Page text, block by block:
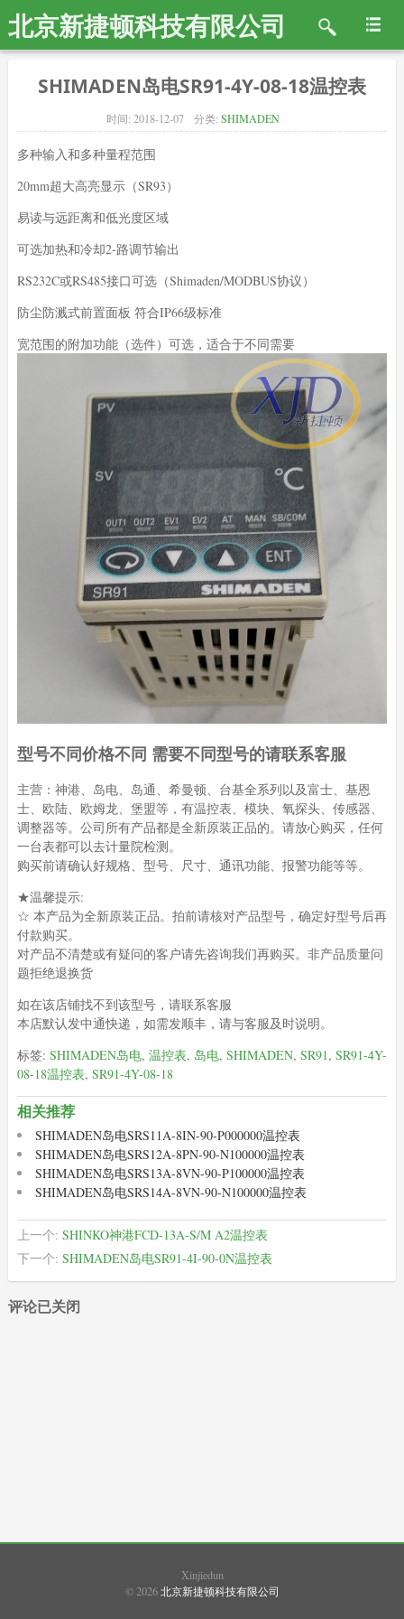
北京新捷顿科技有限公司
SHIMADEN岛电SR91-4Y-08-18温控表
时间:2018-12-07 分类:SHIMADEN
多种输入和多种量程范围
20mm超大高亮显示（SR93）
易读与远距离和低光度区域
可选加热和冷却2-路调节输出
RS232C或RS485接口可选（Shimaden/MODBUS协议）
防尘防溅式前置面板 符合IP66级标准
宽范围的附加功能（选件）可选，适合于不同需要
型号不同价格不同 需要不同型号的请联系客服
主营：神港、岛电、岛通、希曼顿、台基全系列以及富士、基恩
士、欧陆、欧姆龙、堡盟等，有温控表、模块、氧探头、传感器、
调整器等。公司所有产品都是全新原装正品的。请放心购买，任何
一台表都可以去计量院检测。
购买前请确认好规格、型号、尺寸、通讯功能、报警功能等等。
★温馨提示:
☆ 本产品为全新原装正品。拍前请核对产品型号，确定好型号后再
付款购买。
对产品不清楚或有疑问的客户请先咨询我们再购买。非产品质量问
题拒绝退换货
如在该店铺找不到该型号，请联系客服
本店默认发中通快递，如需发顺丰，请与客服及时说明。
标签: SHIMADEN岛电, 温控表, 岛电, SHIMADEN, SR91, SR91-4Y-
08-18温控表, SR91-4Y-08-18
相关推荐
SHIMADEN岛电SRS11A-8IN-90-P000000温控表
SHIMADEN岛电SRS12A-8PN-90-N100000温控表
SHIMADEN岛电SRS13A-8VN-90-P100000温控表
SHIMADEN岛电SRS14A-8VN-90-N100000温控表
上一个: SHINKO神港FCD-13A-S/M A2温控表
下一个: SHIMADEN岛电SR91-4I-90-0N温控表
评论已关闭
SHINKO(937)
Xinjiedun
© 2026北京新捷顿科技有限公司